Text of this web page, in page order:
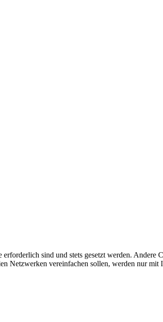
sind und stets gesetzt werden.
Netzwerken vereinfachen sollen, werden nur mit